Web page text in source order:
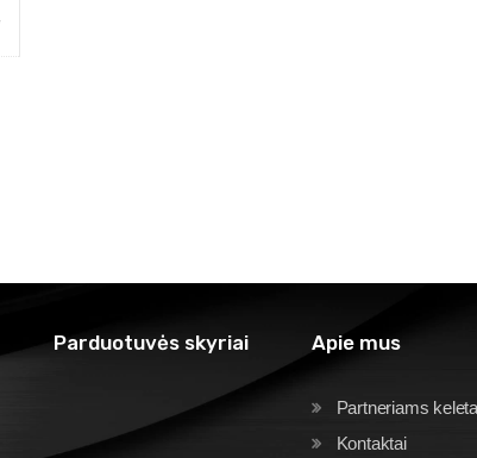
Parduotuvės skyriai Apie mus
Partneriams
Kontaktai